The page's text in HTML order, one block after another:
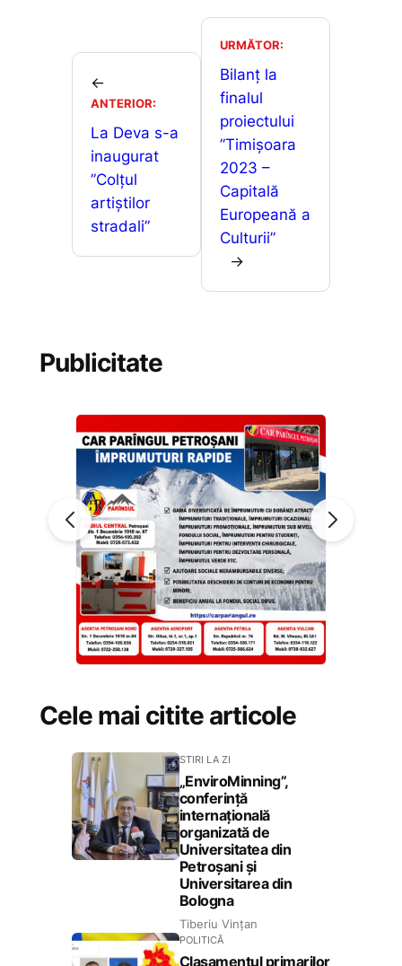
b
o
k
s
A
p
p
s
e
er
je
z
ă
←
ANTERIOR:
La Deva s-a
inaugurat
”Colțul
artiștilor
stradali”
URMĂTOR:
Bilanț la
finalul
proiectului
”Timișoara
2023 –
Capitală
Europeană a
Culturii”
→
Publicitate
Cele mai citite articole
STIRI LA ZI
„EnviroMinning”,
conferință
internațională
organizată de
Universitatea din
Petroșani și
Universitarea din
Bologna
Tiberiu Vințan
POLITICĂ
Clasamentul primarilor